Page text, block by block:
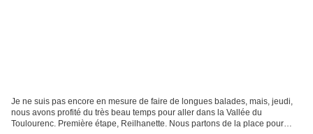
Je ne suis pas encore en mesure de faire de longues balades, mais, jeudi,
nous avons profité du très beau temps pour aller dans la Vallée du
Toulourenc. Première étape, Reilhanette. Nous partons de la place pour